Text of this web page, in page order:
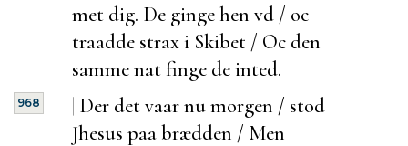
met dig. De ginge hen vd / oc
traadde strax i Skibet / Oc den
samme natfinge de inted.
|
968
Der det vaar nu morgen / stod
Jhesus paa brædden / Men